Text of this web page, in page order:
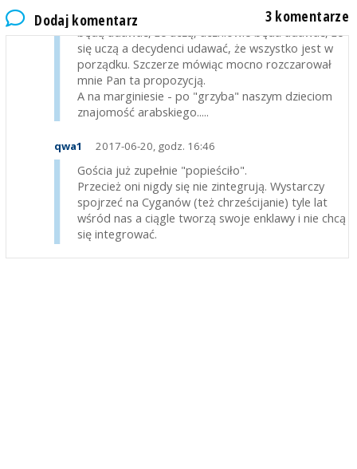
Dodaj komentarz 3 komentarze
arabskiego? Oni, jeśli nawet taką "pracę" podejmą,
będą udawać, że uczą, uczniowie będa udawać, że
się uczą a decydenci udawać, że wszystko jest w
porządku. Szczerze mówiąc mocno rozczarował
mnie Pan ta propozycją.
A na marginiesie - po "grzyba" naszym dzieciom
znajomość arabskiego.....
qwa1 2017-06-20, godz. 16:46
Gościa już zupełnie "popieściło".
Przecież oni nigdy się nie zintegrują. Wystarczy
spojrzeć na Cyganów (też chrześcijanie) tyle lat
wśród nas a ciągle tworzą swoje enklawy i nie chcą
się integrować.